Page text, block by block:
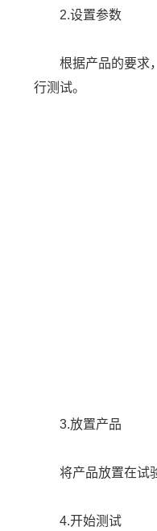
2.设置参数
根据产品的要求，
行测试。
3.放置产品
将产品放置在试验
4.开始测试